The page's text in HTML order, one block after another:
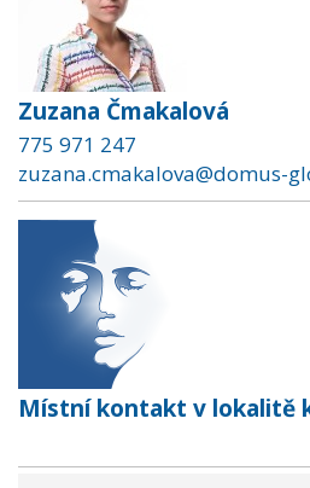
Zuzana Čmakalová
775 971 247
zuzana.cmakalova@domus-
Místní kontakt v lokalitě